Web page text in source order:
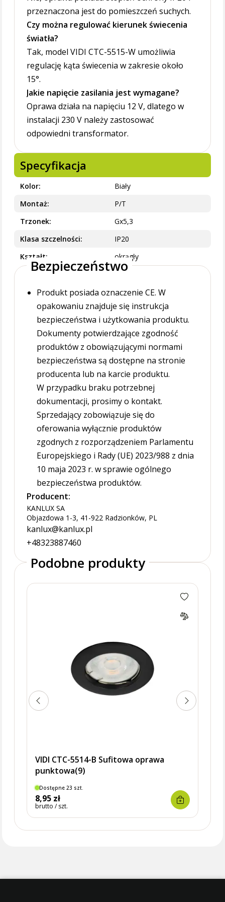
przeznaczona jest do pomieszczeń suchych.
Czy można regulować kierunek świecenia
światła?
Tak, model VIDI CTC-5515-W umożliwia
regulację kąta świecenia w zakresie około
15°.
Jakie napięcie zasilania jest wymagane?
Oprawa działa na napięciu 12 V, dlatego w
instalacji 230 V należy zastosować
odpowiedni transformator.
Specyfikacja
Kolor
Biały
Montaż
P/T
Trzonek
Gx5,3
Klasa szczelności
IP20
Kształt
okrągły
Bezpieczeństwo
Produkt posiada oznaczenie CE. W
opakowaniu znajduje się instrukcja
bezpieczeństwa i użytkowania produktu.
Dokumenty potwierdzające zgodność
produktów z obowiązującymi normami
bezpieczeństwa są dostępne na stronie
producenta lub na karcie produktu.
W przypadku braku potrzebnej
dokumentacji, prosimy o kontakt.
Sprzedający zobowiązuje się do
oferowania wyłącznie produktów
zgodnych z rozporządzeniem Parlamentu
Europejskiego i Rady (UE) 2023/988 z dnia
10 maja 2023 r. w sprawie ogólnego
bezpieczeństwa produktów.
Producent:
KANLUX SA
Objazdowa 1-3, 41-922 Radzionków, PL
kanlux@kanlux.pl
+48323887460
Podobne produkty
VIDI CTC-5514-B Sufitowa oprawa
punktowa(9)
Dostępne 23 szt.
8,95 zł
brutto / szt.